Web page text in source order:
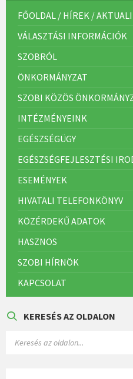
FŐOLDAL / HÍREK /
VÁLASZTÁSI INFORMÁCIÓK
SZOBRÓL
ÖNKORMÁNYZAT
SZOBI KÖZÖS
INTÉZMÉNYEINK
EGÉSZSÉGÜGY
EGÉSZSÉGFEJLESZTÉSI
ESEMÉNYEK
HIVATALI TELEFONKÖNYV
KÖZÉRDEKŰ ADATOK
HASZNOS
SZOBI HÍRNÖK
KAPCSOLAT
KERESÉS AZ OLDALON